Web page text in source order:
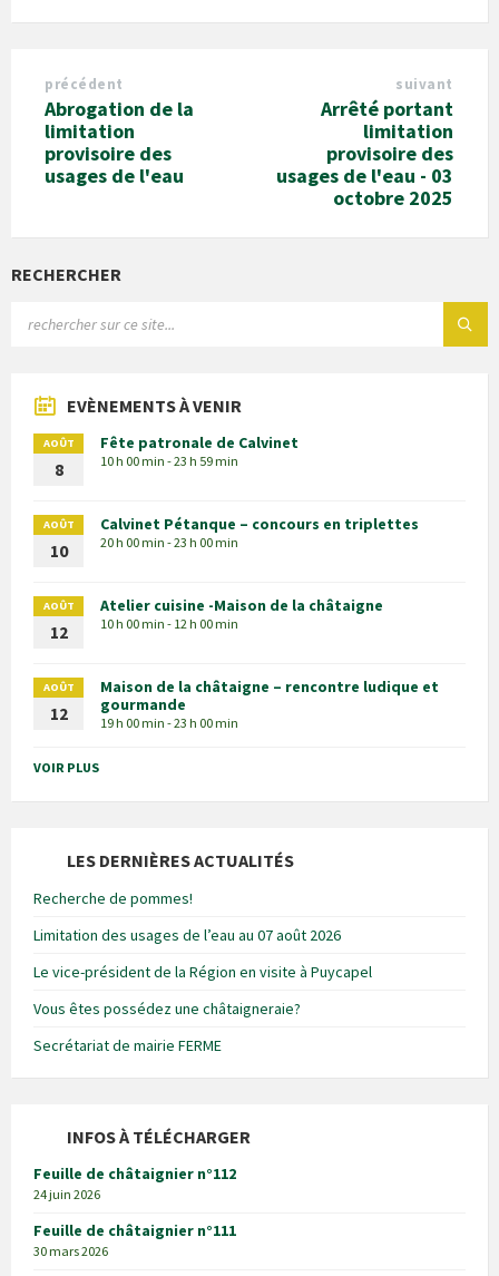
précédent
Abrogation de la
limitation
provisoire des
usages de l'eau
suivant
Arrêté portant
limitation
provisoire des
usages de l'eau - 03
octobre 2025
RECHERCHER
EVÈNEMENTS À VENIR
AOÛT
8
Fête patronale de Calvinet
10 h 00 min - 23 h 59 min
AOÛT
10
Calvinet Pétanque – concours en triplettes
20 h 00 min - 23 h 00 min
AOÛT
12
Atelier cuisine -Maison de la châtaigne
10 h 00 min - 12 h 00 min
AOÛT
12
Maison de la châtaigne – rencontre ludique et
gourmande
19 h 00 min - 23 h 00 min
VOIR PLUS
LES DERNIÈRES ACTUALITÉS
Recherche de pommes!
Limitation des usages de l’eau au 07 août 2026
Le vice-président de la Région en visite à Puycapel
Vous êtes possédez une châtaigneraie?
Secrétariat de mairie FERME
INFOS À TÉLÉCHARGER
Feuille de châtaignier n°112
24 juin 2026
Feuille de châtaignier n°111
30 mars 2026